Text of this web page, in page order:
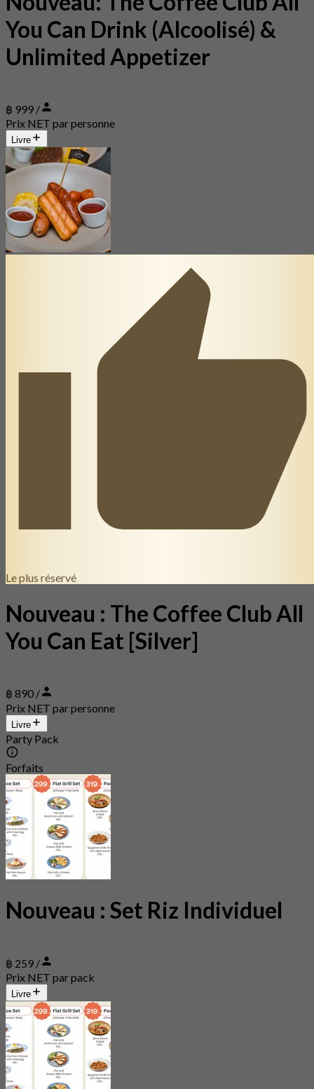
You Can Drink (Alcoolisé) &
Unlimited Appetizer
฿ 999 /
Prix NET par personne
Livre
Le plus réservé
Nouveau : The Coffee Club All
You Can Eat [Silver]
฿ 890 /
Prix NET par personne
Livre
Party Pack
Forfaits
Nouveau : Set Riz Individuel
฿ 259 /
Prix NET par pack
Livre